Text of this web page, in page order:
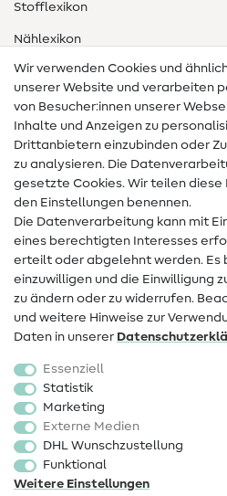
Stofflexikon
Nählexikon
Nähanleitungen
Hilfe & Kontakt
Kontakt
Infos zum Betreiberwechsel
Widerrufsrecht
Beliebt
Stoffe
Sale
Schnittmuster
Wir verwenden Cookies und
unserer Website und verarbeiten
von Besucher:innen unserer
Inhalte und Anzeigen zu
Drittanbietern einzubinden oder
zu analysieren. Die
gesetzte Cookies. Wir teilen diese
den Einstellungen benennen.
Die Datenverarbeitung kann mit
eines berechtigten Interesses
erteilt oder abgelehnt werden. Es
einzuwilligen und die Einwilligung
zu ändern oder zu widerrufen.
und weitere Hinweise zur
Daten in unserer
Essenziell
Statistik
Marketing
Externe Medien
DHL Wunschzustellung
Funktional
Weitere Einstellungen